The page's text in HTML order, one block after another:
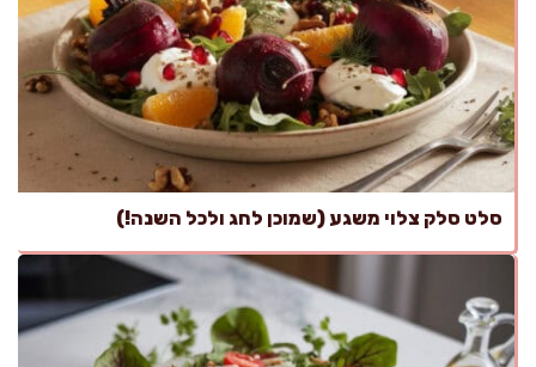
סלט סלק צלוי משגע (שמוכן לחג ולכל השנה!)